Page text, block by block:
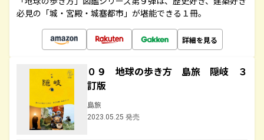
必見の「城・宮殿・城塞都市」が堪能できる１冊。
詳細を見る
０９ 地球の歩き方 島旅 隠岐 ３
訂版
島旅
2023.05.25 発売